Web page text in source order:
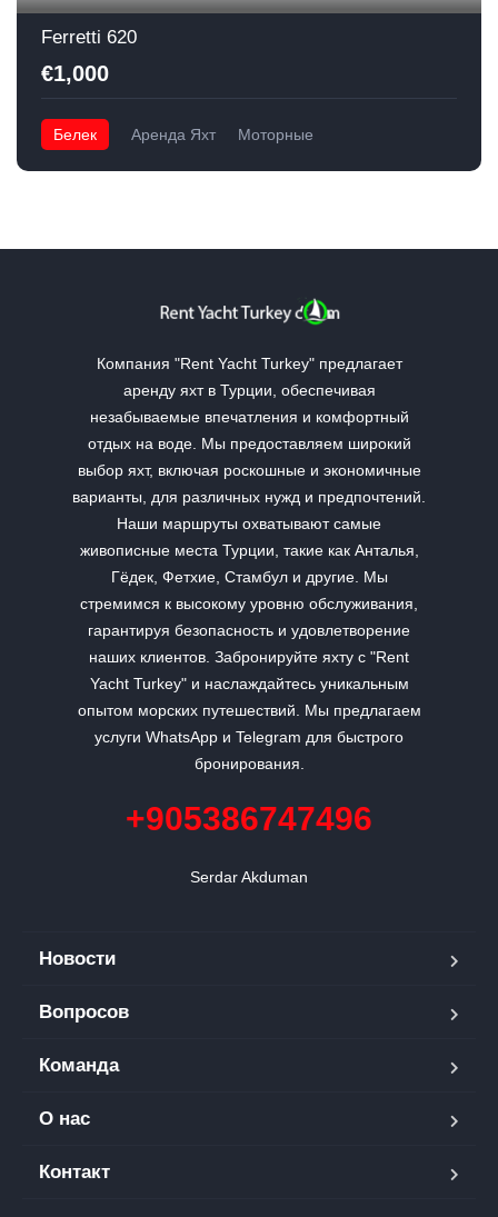
Ferretti 620
€1,000
Белек Аренда Яхт Моторные
Компания "Rent Yacht Turkey" предлагает
аренду яхт в Турции, обеспечивая
незабываемые впечатления и комфортный
отдых на воде. Мы предоставляем широкий
выбор яхт, включая роскошные и экономичные
варианты, для различных нужд и предпочтений.
Наши маршруты охватывают самые
живописные места Турции, такие как Анталья,
Гёдек, Фетхие, Стамбул и другие. Мы
стремимся к высокому уровню обслуживания,
гарантируя безопасность и удовлетворение
наших клиентов. Забронируйте яхту с "Rent
Yacht Turkey" и наслаждайтесь уникальным
опытом морских путешествий. Мы предлагаем
услуги WhatsApp и Telegram для быстрого
бронирования.
+905386747496
Serdar Akduman
Новости
Вопросов
Команда
О нас
Контакт